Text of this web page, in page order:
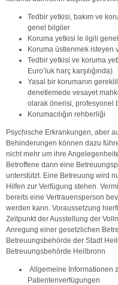
Tedbir yetkisi, bakım ve
genel bilgiler
Koruma yetkisi le ilgili
Koruma üstlenmek isteyen
Tedbir yetkisi ve koruma
Euro’luk harç karşılığında)
Yasal bir korumanın
denetlemede vesayet
olarak önerisi, profesyonel
Korumacılığın rehberliği
Psychische Erkrankungen, aber
Behinderungen können dazu
nicht mehr um ihre
Betroffene dann eine
unterstützt. Eine Betreuung wird
Hilfen zur Verfügung stehen.
bereits eine Vertrauensperson
werden kann. Voraussetzung
Zeitpunkt der Ausstellung der
Anregung einer gesetzlichen
Betreuungsbehörde der Stadt
Betreuungsbehörde Heilbronn
Allgemeine Informationen
Patientenverfügungen